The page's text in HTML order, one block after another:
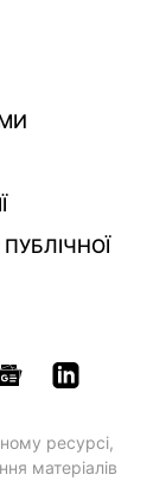
ресурсі,
матеріалів